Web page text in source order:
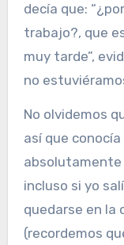
decía que:
trabajo?, que
muy tarde”,
no
No olvidemos
así que
absolutamente
incluso si yo
quedarse en la
(recordemos